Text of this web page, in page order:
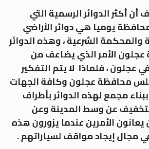
أن أكثر الدوائر الرسمية التي
يوميا هي دوائر الأراضي
والمحكمة الشرعية ، وهذه الدوائر
الأمر الذي يضاعف من
عجلون ، فلماذا لا يتم التفكير
محافظة عجلون وكافة الجهات
مجمع لهذه الدوائر بأطراف
عن وسط المدينة وعن
يعانون الأمرين عندما يزورون هذه
مجال إيجاد مواقف لسياراتهم .